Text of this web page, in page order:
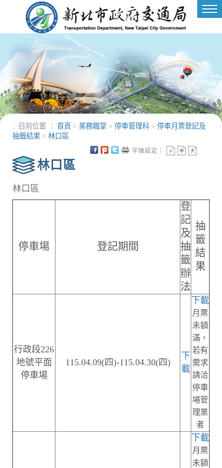
進入內容區塊
::: 目前位置 ： 首頁 > 業務職掌 > 停車管理科 > 停車月票登記及
抽籤結果 > 林口區
林口區
字級設定：
林口區
停車場 登記期間
登
記
及
抽
籤
辦
法
抽
籤
結
果
行政段226
地號平面
停車場
115.04.09(四)-115.04.30(四)
下
載
下載
月票
未額
滿，
若有
需求
請洽
停車
場管
理業
者
下載
月票
未額